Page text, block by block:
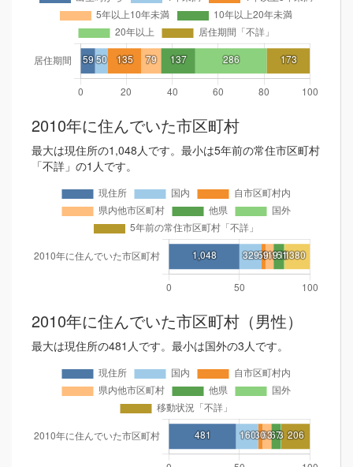
2010年に住んでいた市区町村
最大は現住所の1,048人です。最小は5年前の常住市区町村
「不詳」の1人です。
2010年に住んでいた市区町村（男性）
最大は現住所の481人です。最小は国外の3人です。